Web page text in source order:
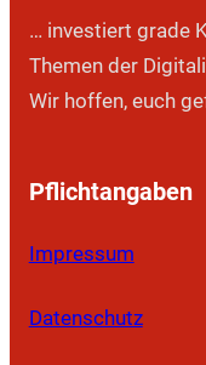
n
… investiert grade
Themen der
Wir hoffen, euch
Pflichtangaben
Impressum
Datenschutz